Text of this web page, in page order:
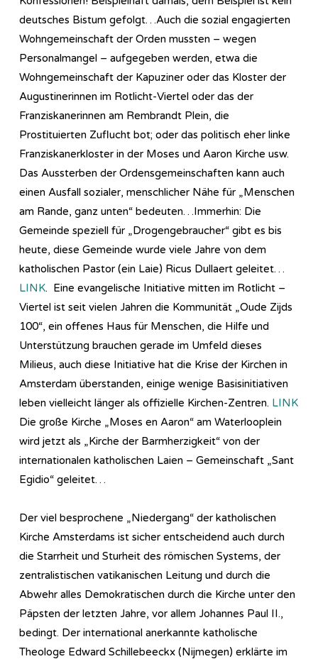
deutsches Bistum gefolgt…Auch die sozial engagierten
Wohngemeinschaft der Orden mussten – wegen
Personalmangel – aufgegeben werden, etwa die
Wohngemeinschaft der Kapuziner oder das Kloster der
Augustinerinnen im Rotlicht-Viertel oder das der
Franziskanerinnen am Rembrandt Plein, die
Prostituierten Zuflucht bot; oder das politisch eher linke
Franziskanerkloster in der Moses und Aaron Kirche usw.
Das Aussterben der Ordensgemeinschaften kann auch
einen Ausfall sozialer, menschlicher Nähe für „Menschen
am Rande, ganz unten“ bedeuten…Immerhin: Die
Gemeinde speziell für „Drogengebraucher“ gibt es bis
heute, diese Gemeinde wurde viele Jahre von dem
katholischen Pastor (ein Laie) Ricus Dullaert geleitet…
LINK. Eine evangelische Initiative mitten im Rotlicht –
Viertel ist seit vielen Jahren die Kommunität „Oude Zijds
100“, ein offenes Haus für Menschen, die Hilfe und
Unterstützung brauchen gerade im Umfeld dieses
Milieus, auch diese Initiative hat die Krise der Kirchen in
Amsterdam überstanden, einige wenige Basisinitiativen
leben vielleicht länger als offizielle Kirchen-Zentren. LINK
Die große Kirche „Moses en Aaron“ am Waterlooplein
wird jetzt als „Kirche der Barmherzigkeit“ von der
internationalen katholischen Laien – Gemeinschaft „Sant
Egidio“ geleitet…
Der viel besprochene „Niedergang“ der katholischen
Kirche Amsterdams ist sicher entscheidend auch durch
die Starrheit und Sturheit des römischen Systems, der
zentralistischen vatikanischen Leitung und durch die
Abwehr alles Demokratischen durch die Kirche unter den
Päpsten der letzten Jahre, vor allem Johannes Paul II.,
bedingt. Der international anerkannte katholische
Theologe Edward Schillebeeckx (Nijmegen) erklärte im